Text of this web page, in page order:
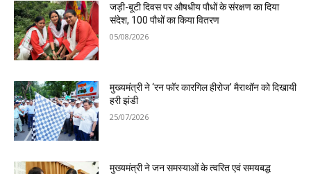
जड़ी-बूटी दिवस पर औषधीय पौधों के संरक्षण का दिया
संदेश, 100 पौधों का किया वितरण
05/08/2026
मुख्यमंत्री ने ‘रन फॉर कारगिल हीरोज’ मैराथॉन को दिखायी
हरी झंडी
25/07/2026
मुख्यमंत्री ने जन समस्याओं के त्वरित एवं समयबद्ध